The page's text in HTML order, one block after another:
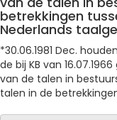
betrekkingen
Nederlands
*30.06.1981 Dec.
de bij KB van
van de talen in
talen in de